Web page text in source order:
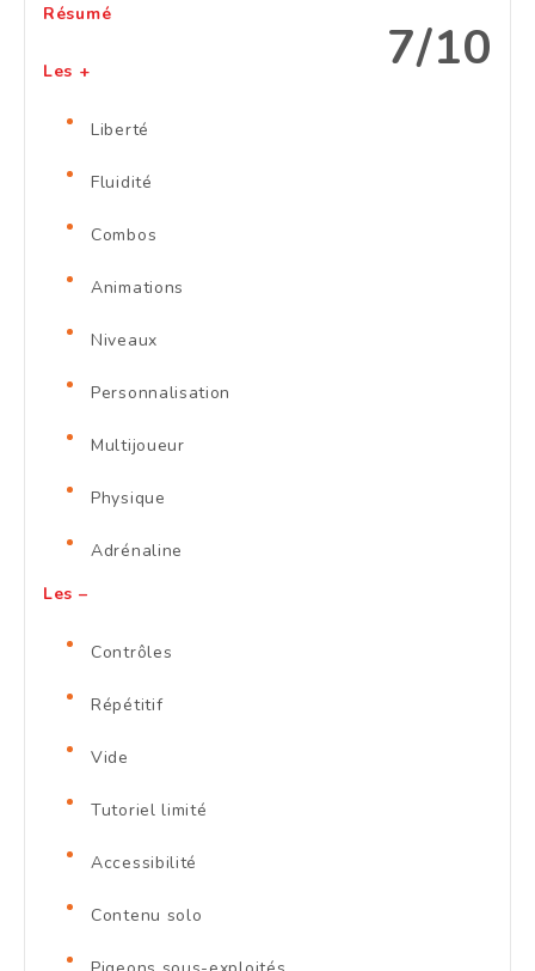
7/10
Résumé
Les +
Liberté
Fluidité
Combos
Animations
Niveaux
Personnalisation
Multijoueur
Physique
Adrénaline
Les –
Contrôles
Répétitif
Vide
Tutoriel limité
Accessibilité
Contenu solo